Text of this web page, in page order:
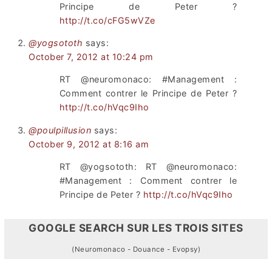
Principe de Peter ?
http://t.co/cFG5wVZe
@yogsototh says:
October 7, 2012 at 10:24 pm
RT @neuromonaco: #Management :
Comment contrer le Principe de Peter ?
http://t.co/hVqc9Iho
@poulpillusion says:
October 9, 2012 at 8:16 am
RT @yogsototh: RT @neuromonaco:
#Management : Comment contrer le
Principe de Peter ? http://t.co/hVqc9Iho
GOOGLE SEARCH SUR LES TROIS SITES
(Neuromonaco - Douance - Evopsy)